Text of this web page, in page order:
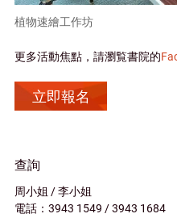
植物速繪工作坊
更多活動焦點，請瀏覧書院的
立即報名
查詢
周小姐 / 李小姐
電話：3943 1549 / 3943 1684